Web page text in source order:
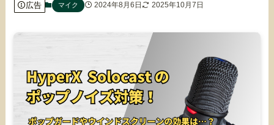
広告 マイク 2024年8月6日 2025年10月7日